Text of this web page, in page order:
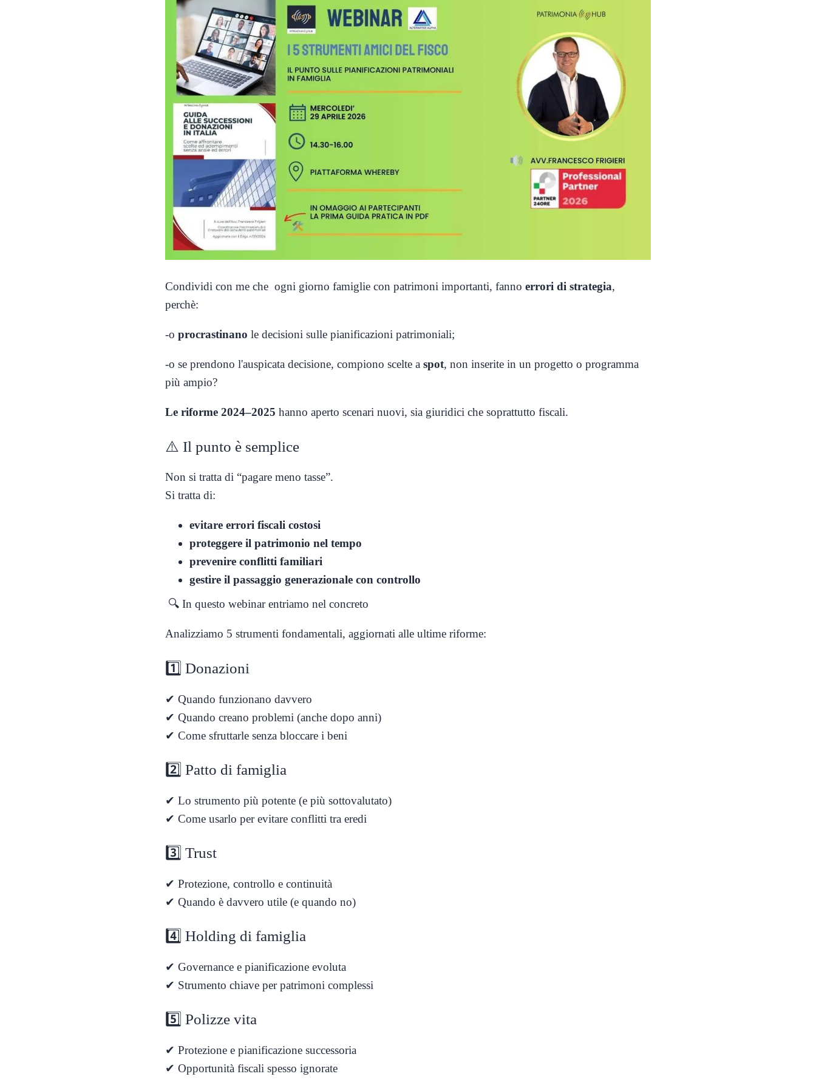
Condividi con me che ogni giorno famiglie con patrimoni importanti, fanno errori di strategia,
perchè:
-o procrastinano le decisioni sulle pianificazioni patrimoniali;
-o se prendono l'auspicata decisione, compiono scelte a spot, non inserite in un progetto o programma
più ampio?
Le riforme 2024–2025 hanno aperto scenari nuovi, sia giuridici che soprattutto fiscali.
⚠️ Il punto è semplice
Non si tratta di “pagare meno tasse”.
Si tratta di:
evitare errori fiscali costosi
proteggere il patrimonio nel tempo
prevenire conflitti familiari
gestire il passaggio generazionale con controllo
🔍 In questo webinar entriamo nel concreto
Analizziamo 5 strumenti fondamentali, aggiornati alle ultime riforme:
1️⃣ Donazioni
✔ Quando funzionano davvero
✔ Quando creano problemi (anche dopo anni)
✔ Come sfruttarle senza bloccare i beni
2️⃣ Patto di famiglia
✔ Lo strumento più potente (e più sottovalutato)
✔ Come usarlo per evitare conflitti tra eredi
3️⃣ Trust
✔ Protezione, controllo e continuità
✔ Quando è davvero utile (e quando no)
4️⃣ Holding di famiglia
✔ Governance e pianificazione evoluta
✔ Strumento chiave per patrimoni complessi
5️⃣ Polizze vita
✔ Protezione e pianificazione successoria
✔ Opportunità fiscali spesso ignorate